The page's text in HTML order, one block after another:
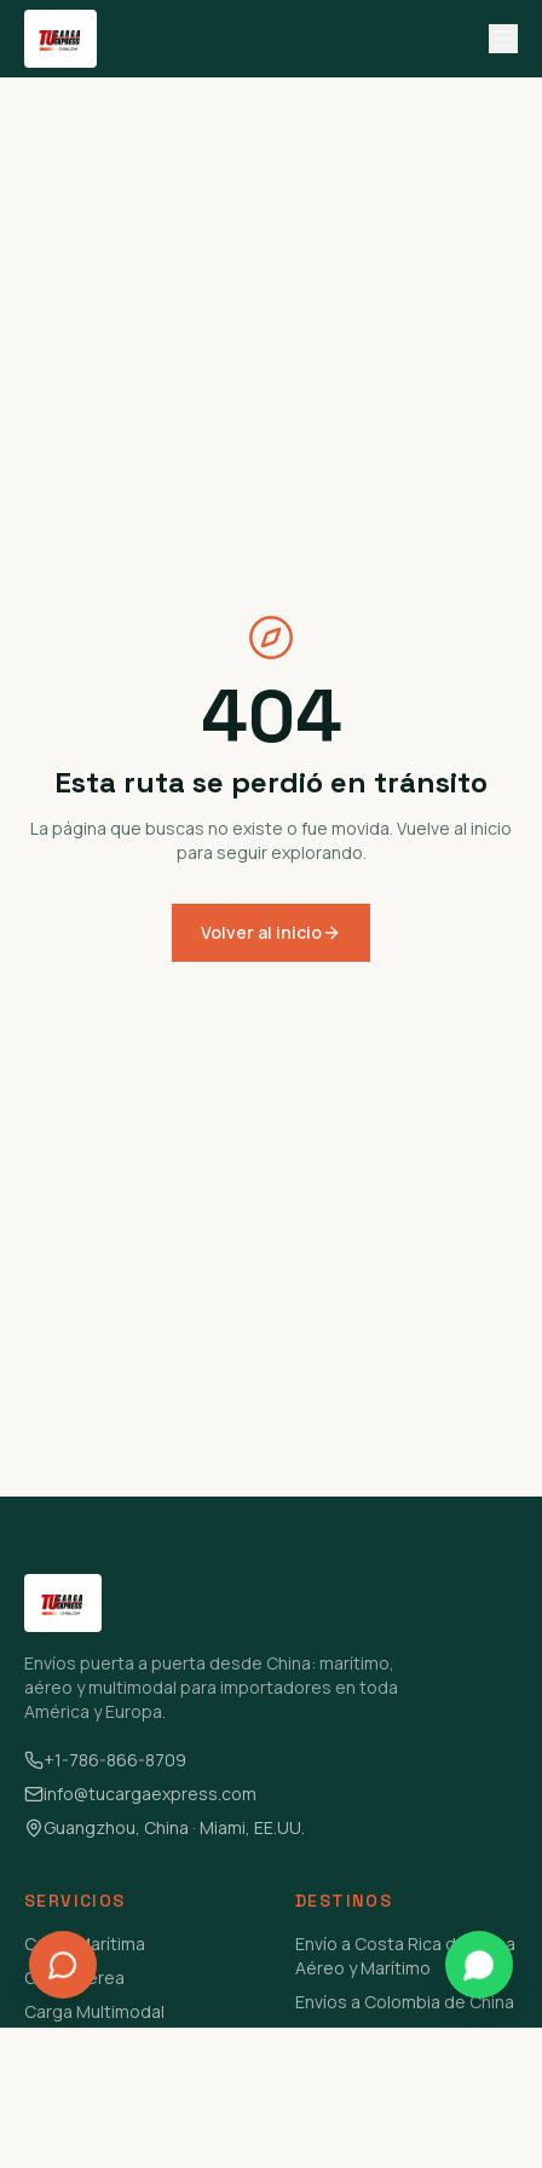
404
Esta ruta se perdió en tránsito
La página que buscas no existe o fue movida. Vuelve al inicio
para seguir explorando.
Volver al inicio
Envíos puerta a puerta desde China: marítimo,
aéreo y multimodal para importadores en toda
América y Europa.
+1-786-866-8709
info@tucargaexpress.com
Guangzhou, China · Miami, EE.UU.
SERVICIOS
Carga Marítima
Carga Aérea
Carga Multimodal
DESTINOS
Envío a Costa Rica de China
Aéreo y Marítimo
Envíos a Colombia de China